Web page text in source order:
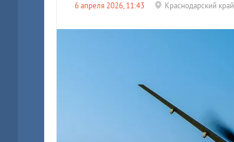
6 апреля 2026, 11:43 Краснодарский край